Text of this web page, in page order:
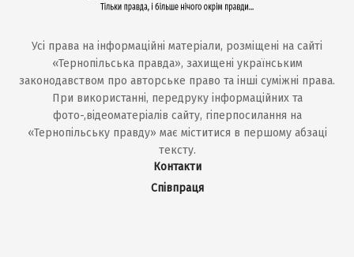
Усі права на інформаційні матеріали, розміщені на сайті
«Тернопільська правда», захищені українським
законодавством про авторське право та інші суміжні права.
При використанні, передруку інформаційних та
фото-,відеоматеріалів сайту, гіперпосилання на
«Тернопільську правду» має міститися в першому абзаці
тексту.
Контакти
Співпраця